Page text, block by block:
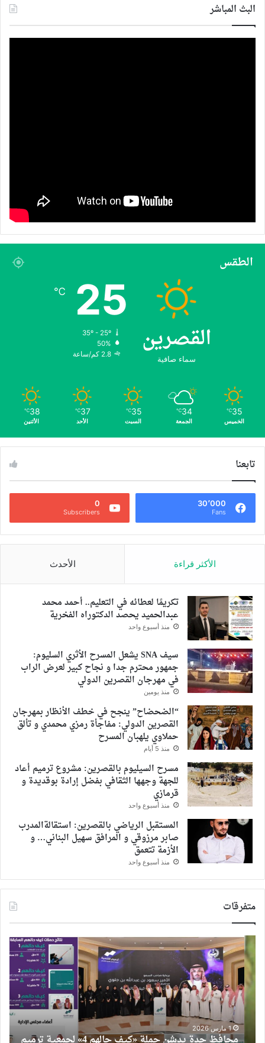
البث المباشر
الطقس
القصرين
سماء صافية
25
℃
35º - 25º
50%
2.8 كم/ساعة
35
℃
الخميس
34
℃
الجمعة
35
℃
السبت
37
℃
الأحد
38
℃
الأثنين
تابعنا
30٬000
Fans
0
Subscribers
الأكثر قراءة الأحدث
تكريمًا لعطائه في التعليم.. أحمد محمد
عبدالحميد يحصد الدكتوراه الفخرية
منذ أسبوع واحد
سيف SNA يشعل المسرح الأثري السليوم:
جمهور محترم جدا و نجاح كبير لعرض الراب
في مهرجان القصرين الدولي
منذ يومين
“الضحضاح” ينجح في خطف الأنظار بمهرجان
القصرين الدولي: مفاجأة رمزي محمدي و تألق
حملاوي يلهبان المسرح
منذ 5 أيام
مسرح السيليوم بالقصرين: مشروع ترميم أعاد
للجهة وجهها الثقافي بفضل إرادة بوقديدة و
قرمازي
منذ أسبوع واحد
المستقبل الرياضي بالقصرين: استقالةالمدرب
صابر مرزوقي و المرافق سهيل البناني… و
الأزمة تتعمق
منذ أسبوع واحد
متفرقات
محافظ
جدة
يدشن
«كيف
حالهم
لجمعية
ترميم
بعد